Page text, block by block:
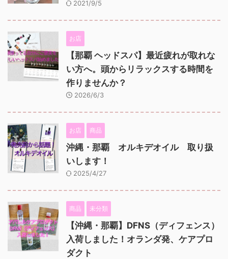
2021/9/5
お店
【那覇 ヘッドスパ】最近疲れが取れな
い方へ。頭からリラックスする時間を
作りませんか？
2026/6/3
お店 商品
沖縄・那覇 オルキデオイル 取り扱
いします！
2025/4/27
商品 未分類
【沖縄・那覇】DFNS（ディフェンス）
入荷しました！オランダ発、ケアプロ
ダクト